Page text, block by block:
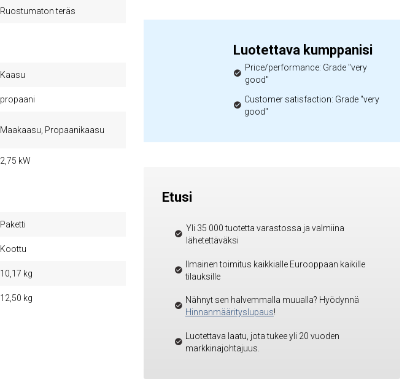
Ruostumaton teräs
Kaasu
propaani
Maakaasu, Propaanikaasu
2,75 kW
Paketti
Koottu
10,17 kg
12,50 kg
Luotettava kumppanisi
Price/performance: Grade "very
good"
Customer satisfaction: Grade "very
good"
Etusi
Yli 35 000 tuotetta varastossa ja valmiina
lähetettäväksi
Ilmainen toimitus kaikkialle Eurooppaan kaikille
tilauksille
Nähnyt sen halvemmalla muualla? Hyödynnä
Hinnanmäärityslupaus!
Luotettava laatu, jota tukee yli 20 vuoden
markkinajohtajuus.